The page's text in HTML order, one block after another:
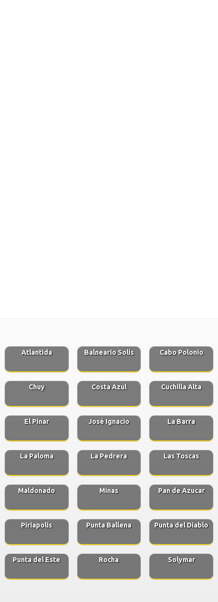
Atlantida Balneario Solis Cabo Polonio
Chuy Costa Azul Cuchilla Alta
El Pinar José Ignacio La Barra
La Paloma La Pedrera Las Toscas
Maldonado Minas Pan de Azucar
Piriapolis Punta Ballena Punta del Diablo
Punta del Este Rocha Solymar